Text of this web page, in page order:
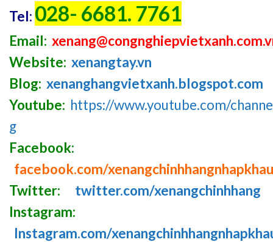
Tel: 028- 6681. 7761
Email:
Website: xenangtay.vn
Blog: xenanghangvietxanh.blogspot.com
Youtube: https://www.youtube.com/
g
Facebook:
facebook.com/xenangchinhhangnhapkhau
Twitter:
twitter.com/xenangchinhhang
Instagram:
Instagram.com/